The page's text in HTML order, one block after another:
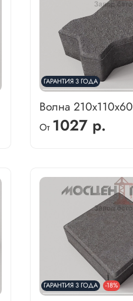
ГАРАНТИЯ 3 ГОДА
Волна 210х110х60
От 1027 р.
ГАРАНТИЯ 3 ГОДА -18%